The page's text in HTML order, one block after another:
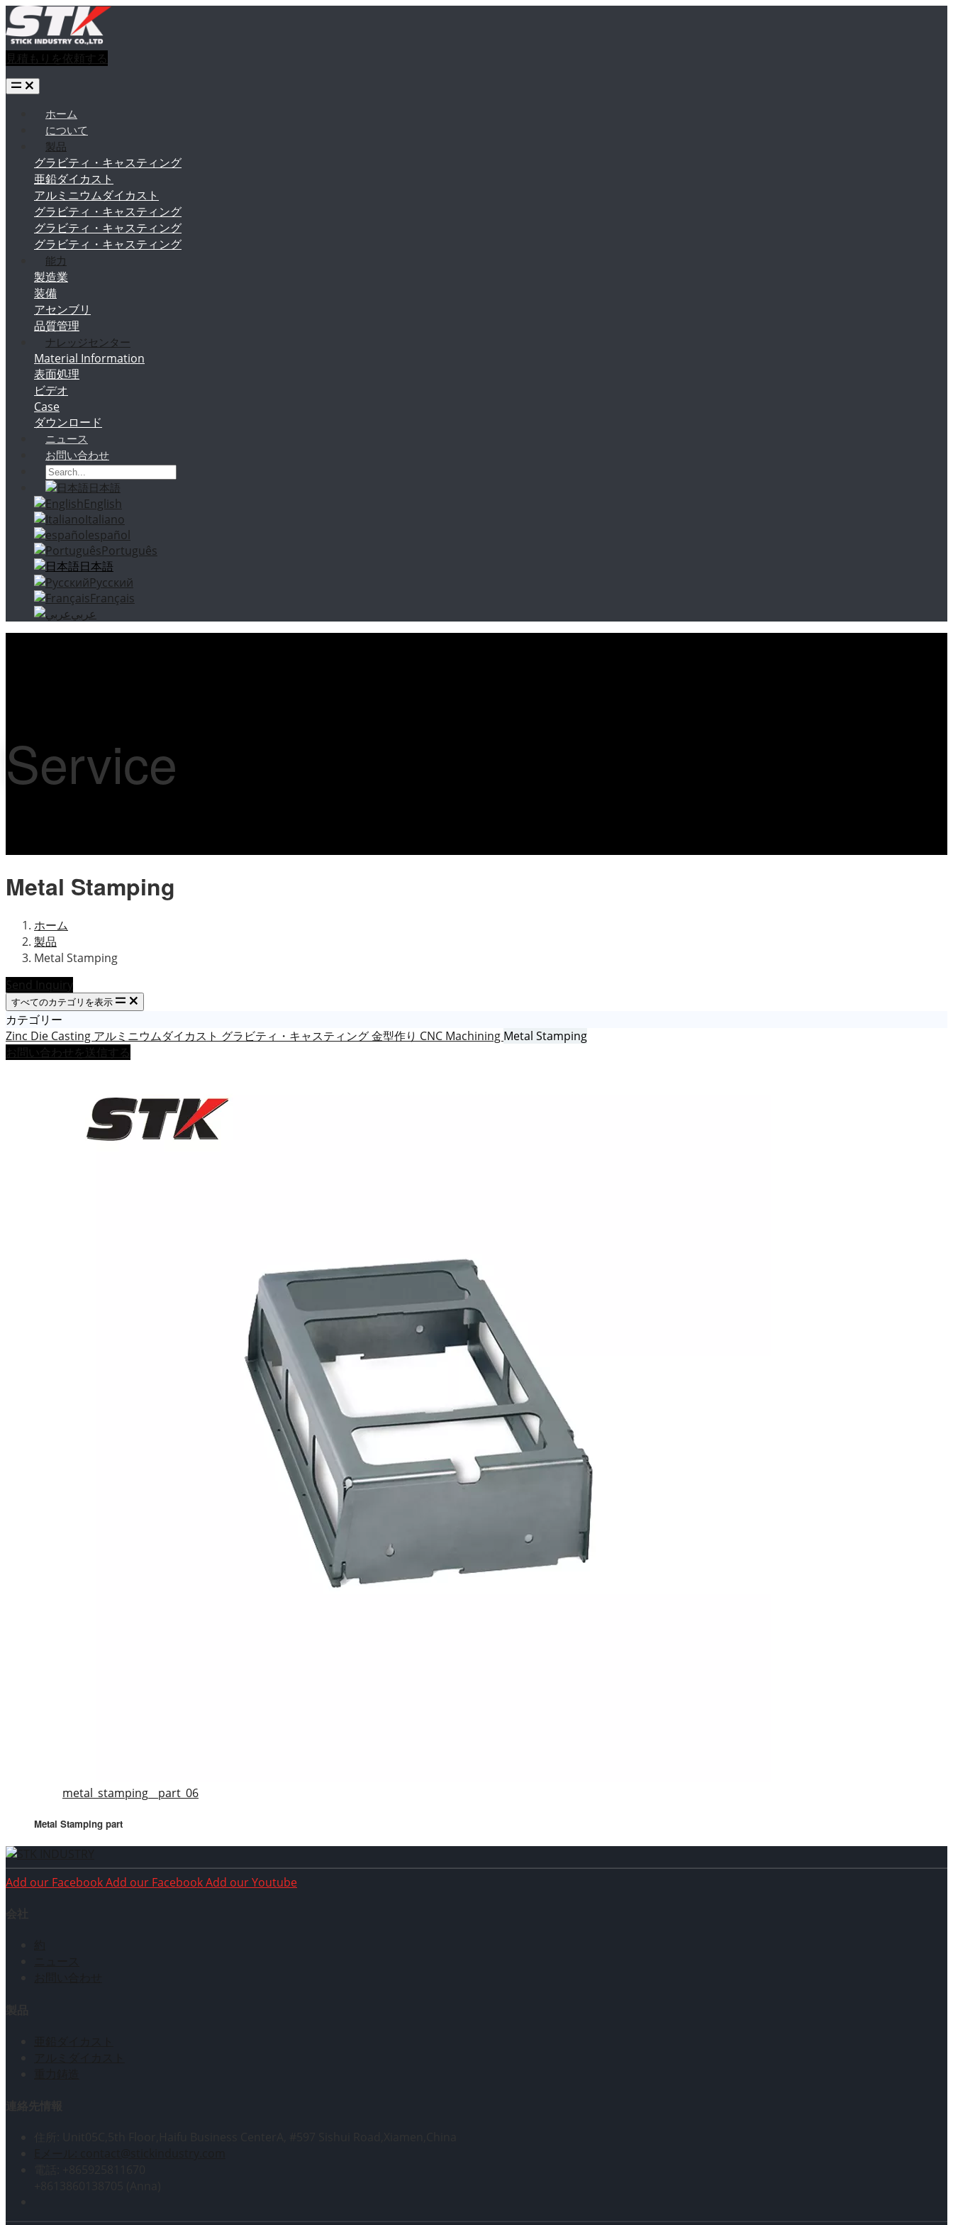
見積もりを依頼する
ホーム
について
製品
グラビティ・キャスティング
亜鉛ダイカスト
アルミニウムダイカスト
グラビティ・キャスティング
グラビティ・キャスティング
グラビティ・キャスティング
能力
製造業
装備
アセンブリ
品質管理
ナレッジセンター
Material Information
表面処理
ビデオ
Case
ダウンロード
ニュース
お問い合わせ
日本語
English
Italiano
español
Português
日本語
Русский
Français
عربي
Service
Metal Stamping
ホーム
製品
Metal Stamping
Send Inquiry
すべてのカテゴリを表示
カテゴリー
Zinc Die Casting アルミニウムダイカスト グラビティ・キャスティング金型作り CNC Machining Metal Stamping
お問い合わせを送信する
metal_stamping__part_06
Metal Stamping part
Add our FacebookAdd our FacebookAdd our Youtube